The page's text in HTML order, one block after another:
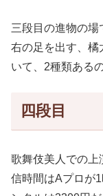
三段目の進物の
右の足を出す、橘
いて、2種類ある
四段目
歌舞伎美人での
信時間はAプロが